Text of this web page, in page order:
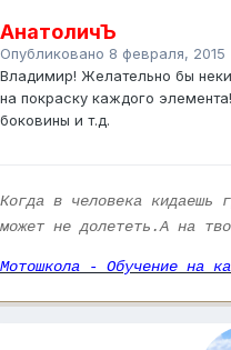
АнатоличЪ
Опубликовано 8 февраля, 2015
Владимир! Желательно бы
на покраску каждого
боковины и т.д.
Когда в человека кидаешь
может не долететь.А на
Мотошкола - Обучение на